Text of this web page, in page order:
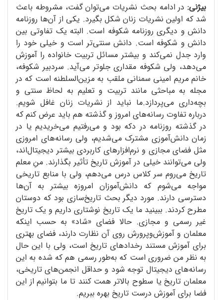
بیژنی: در ادامه بحث نشریات می‌توان گفت، مشروطه باعث
شد که اولین نشریات زنان شکل بگیرد. یکی از آن‌ها روزنامه
دانش و دیگری روزنامه شکوفه است. البته یک تفاوتی بین
دانش و شکوفه است. دانش سنتی‌تر است و خیلی خود را
وارد جدل نمی‌کند و بیشتر مسائل تربیت خانواده را آموزش
می‌دهد، ولی شکوفه مقداری جلوتر می‌آید. سردبیر شکوفه،
خانم مریم امینی سمنانی ملقب به مزین‌السلطنه است که در
مجله به مباحثی مانند تربیت و تعلیم به لحاظ سنتی و
بچه‌داری می‌پردازد.ما نباید از نشریات زنان غافل شویم.
درباره تفاوت رسانه‌های امروز و گذشته هم باید عرض کنم که
در گذشته روزنامه در دکه بود و می‌رفتیم می‌خریدیم یا در
زمان دانش‌آموزی مشترک می‌شدیم، ولی رسانه‌های امروزی
مثل فضای مجازی و نرم‌افزارهای کاربردی بیشتر دیجیتال‌اند،
ولی می‌توانند خیلی در آموزش تاریخ تأثیر بگذارند. منِ معلم
تاریخ می‌روم سر کلاس درس می‌دهم، ولی با منابع تاریخی
مواجه می‌شوم که دانش‌آموزان امروزه بیشتر به آن‌ها
دسترسی دارند. مورد دیگر بحث تاریخ‌سازی بود که دوستان
مطرح کردند. ببینید ما یک تاریخ نوشتاری داریم و یک تاریخ
غیر رسمی و مجازی. حالا فضای «شاد» به حسب اینکه
معلمان و آموزش‌و‌پرورش روی آن نظارت دارند، فضای بهتری
برای آموزش مستند رخدادهای تاریخ است، ولی با این حال
به نظر من ضروری است که به‌طور رسمی هم که شده به این
رسانه‌های دیجیتال توجه شود و حداقل انجمن‌های تاریخی،
معلمان تاریخ یا سطوح بالاتر همت کنند تا ما بتوانیم از این
فضا برای آموزش درست تاریخ بهره ببریم.